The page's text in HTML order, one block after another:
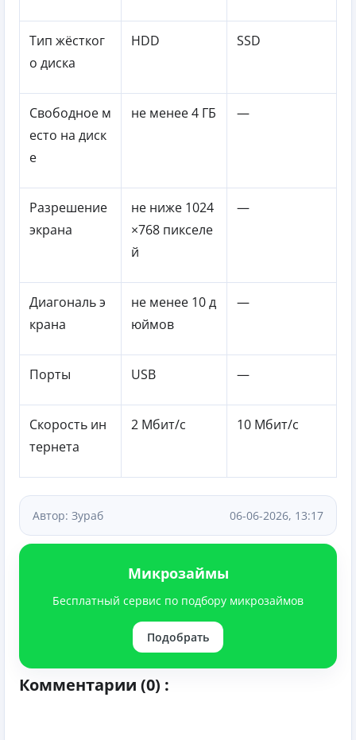
Тип жёстког
о диска
HDD SSD
Свободное м
есто на диск
е
не менее 4 ГБ —
Разрешение
экрана
не ниже 1024
×768 пикселе
й
—
Диагональ э
крана
не менее 10 д
юймов
—
Порты USB —
Скорость ин
тернета
2 Мбит/с 10 Мбит/с
Автор: Зураб 06-06-2026, 13:17
Микрозаймы
Бесплатный сервис по подбору микрозаймов
Подобрать
Комментарии (0) :